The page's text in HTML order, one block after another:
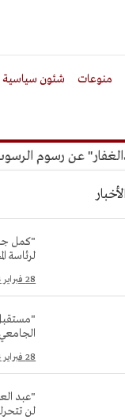
منوعات شئون سياسية
عن رسوم الرسوب:
"كمل
لرئاسة
28 فبراير 2014 5:42 م
28 فبراير 2014 5:32 م
"عبد
لن